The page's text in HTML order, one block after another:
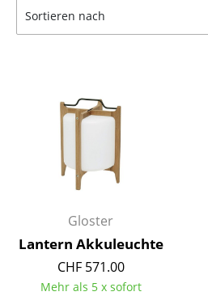
Kindertische
Einzelteile
... alle Tische
Aufbewahren
Bücherregale
Wandregale
Sortieren nach
Gloster
Lantern Akkuleuchte
CHF 571.00
Mehr als 5 x sofort